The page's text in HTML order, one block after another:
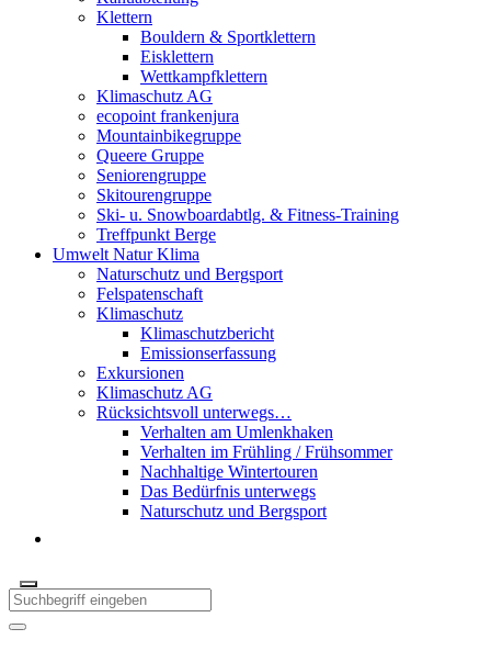
Klettern
Bouldern & Sportklettern
Eisklettern
Wettkampfklettern
Klimaschutz AG
ecopoint frankenjura
Mountainbikegruppe
Queere Gruppe
Seniorengruppe
Skitourengruppe
Ski- u. Snowboardabtlg. & Fitness-Training
Treffpunkt Berge
Umwelt Natur Klima
Naturschutz und Bergsport
Felspatenschaft
Klimaschutz
Klimaschutzbericht
Emissionserfassung
Exkursionen
Klimaschutz AG
Rücksichtsvoll unterwegs…
Verhalten am Umlenkhaken
Verhalten im Frühling / Frühsommer
Nachhaltige Wintertouren
Das Bedürfnis unterwegs
Naturschutz und Bergsport